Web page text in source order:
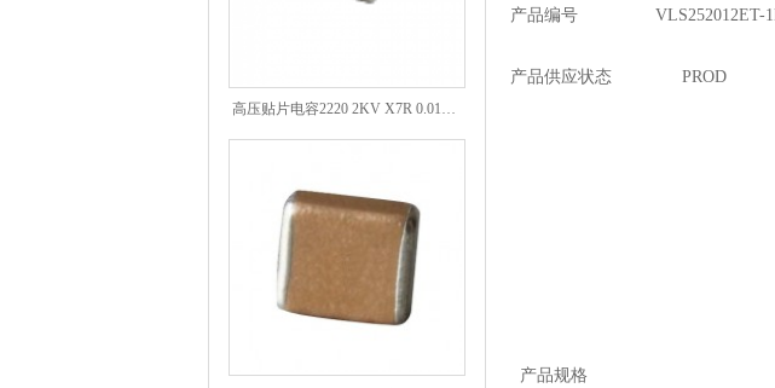
高压贴片电容2220 2KV X7R 0.01UF封装
JOHANOSN高压贴片电容1206/NPO/1000V/220PF/J档封装
产品编号
VLS252012ET-
产品供应状态 PROD
产品规格